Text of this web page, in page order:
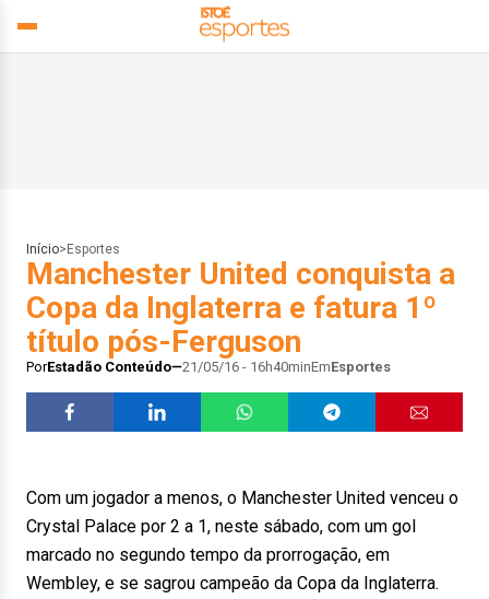
Início> Esportes
Manchester United conquista a
Copa da Inglaterra e fatura 1º
título pós-Ferguson
PorEstadão Conteúdo 21/05/16 - 16h40minEmEsportes
Com um jogador a menos, o Manchester United venceu o
Crystal Palace por 2 a 1, neste sábado, com um gol
marcado no segundo tempo da prorrogação, em
Wembley, e se sagrou campeão da Copa da Inglaterra.